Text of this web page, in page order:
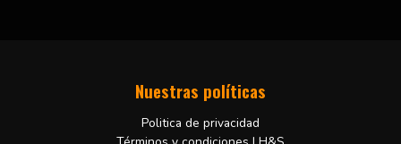
Nuestras políticas
Politica de privacidad